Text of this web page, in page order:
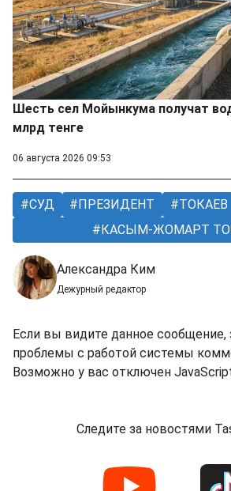
Шесть сел Мойынкума получат
млрд тенге
06 августа 2026 09:53
СУД ПРЕЗИДЕНТ ТОКАЕВ
КАСЫМ-ЖОМАРТ
Александра Ким
Дежурный редактор
Если вы видите данное сообщение,
проблемы с работой системы
Возможно у вас отключен
Следите за новостями